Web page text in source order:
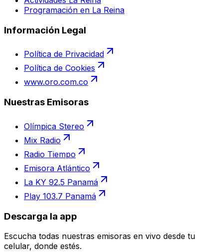
Programación en La Reina
Información Legal
Política de Privacidad
Política de Cookies
www.oro.com.co
Nuestras Emisoras
Olímpica Stereo
Mix Radio
Radio Tiempo
Emisora Atlántico
La KY 92.5 Panamá
Play 103.7 Panamá
Descarga la app
Escucha todas nuestras emisoras en vivo desde tu
celular, donde estés.